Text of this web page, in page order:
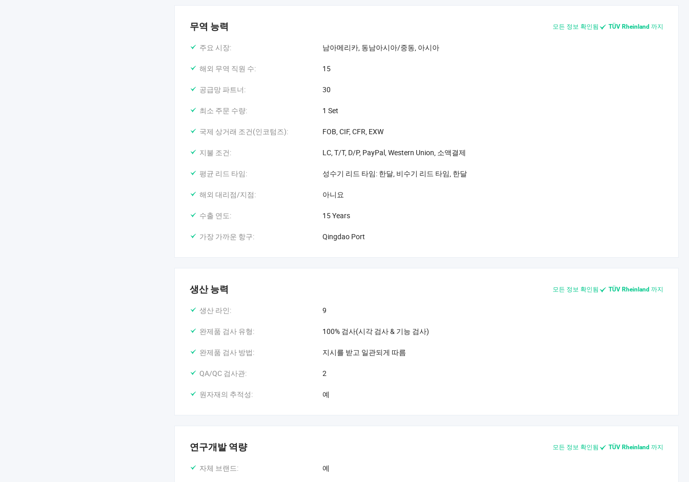
무역 능력 모든 정보 확인됨 TÜV Rheinland 까지
주요 시장: 남아메리카, 동남아시아/중동, 아시아
해외 무역 직원 수: 15
공급망 파트너: 30
최소 주문 수량: 1 Set
국제 상거래 조건(인코텀즈): FOB, CIF, CFR, EXW
지불 조건: LC, T/T, D/P, PayPal, Western Union, 소액결제
평균 리드 타임: 성수기 리드 타임: 한달, 비수기 리드 타임, 한달
해외 대리점/지점: 아니요
수출 연도: 15 Years
가장 가까운 항구: Qingdao Port
생산 능력 모든 정보 확인됨 TÜV Rheinland 까지
생산 라인: 9
완제품 검사 유형: 100% 검사(시각 검사 & 기능 검사)
완제품 검사 방법: 지시를 받고 일관되게 따름
QA/QC 검사관: 2
원자재의 추적성: 예
연구개발 역량 모든 정보 확인됨 TÜV Rheinland 까지
자체 브랜드: 예